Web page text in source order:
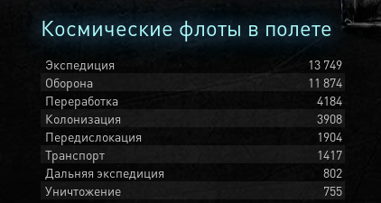
Космические флоты в полете
Экспедиция
13 749
Оборона
11 874
Переработка
4184
Колонизация
3908
Передислокация
1904
Транспорт
1417
Дальняя экспедиция
802
Уничтожение
755